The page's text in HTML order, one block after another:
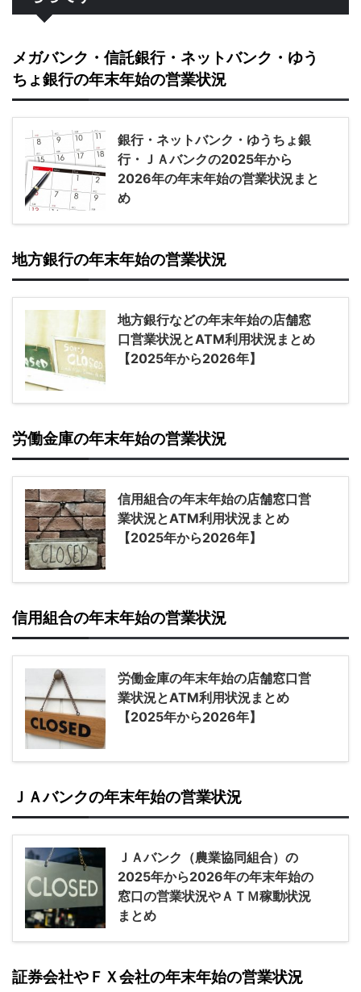
メガバンク・信託銀行・ネットバンク・ゆう
ちょ銀行の年末年始の営業状況
銀行・ネットバンク・ゆうちょ銀
行・ＪＡバンクの2025年から
2026年の年末年始の営業状況まと
め
地方銀行の年末年始の営業状況
地方銀行などの年末年始の店舗窓
口営業状況とATM利用状況まとめ
【2025年から2026年】
労働金庫の年末年始の営業状況
信用組合の年末年始の店舗窓口営
業状況とATM利用状況まとめ
【2025年から2026年】
信用組合の年末年始の営業状況
労働金庫の年末年始の店舗窓口営
業状況とATM利用状況まとめ
【2025年から2026年】
ＪＡバンクの年末年始の営業状況
ＪＡバンク（農業協同組合）の
2025年から2026年の年末年始の
窓口の営業状況やＡＴＭ稼動状況
まとめ
証券会社やＦＸ会社の年末年始の営業状況